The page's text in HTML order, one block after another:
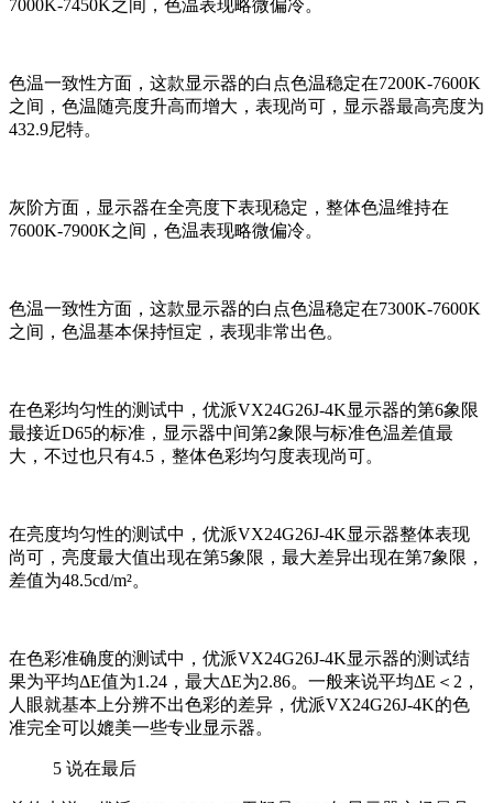
7000K-7450K之间，色温表现略微偏冷。
色温一致性方面，这款显示器的白点色温稳定在7200K-7600K
之间，色温随亮度升高而增大，表现尚可，显示器最高亮度为
432.9尼特。
灰阶方面，显示器在全亮度下表现稳定，整体色温维持在
7600K-7900K之间，色温表现略微偏冷。
色温一致性方面，这款显示器的白点色温稳定在7300K-7600K
之间，色温基本保持恒定，表现非常出色。
在色彩均匀性的测试中，优派VX24G26J-4K显示器的第6象限
最接近D65的标准，显示器中间第2象限与标准色温差值最
大，不过也只有4.5，整体色彩均匀度表现尚可。
在亮度均匀性的测试中，优派VX24G26J-4K显示器整体表现
尚可，亮度最大值出现在第5象限，最大差异出现在第7象限，
差值为48.5cd/m²。
在色彩准确度的测试中，优派VX24G26J-4K显示器的测试结
果为平均ΔE值为1.24，最大ΔE为2.86。一般来说平均ΔE＜2，
人眼就基本上分辨不出色彩的差异，优派VX24G26J-4K的色
准完全可以媲美一些专业显示器。
5 说在最后